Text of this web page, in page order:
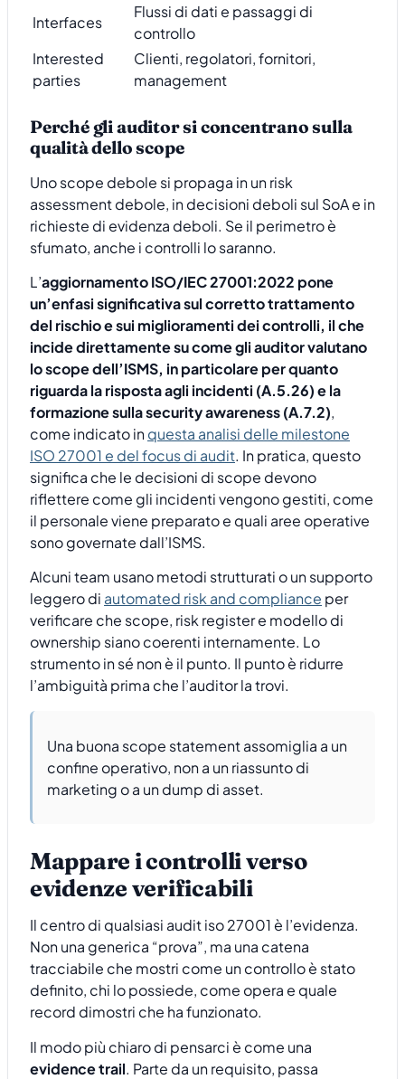
Interfaces
Flussi di dati e passaggi di
controllo
Interested
parties
Clienti, regolatori, fornitori,
management
Perché gli auditor si concentrano sulla
qualità dello scope
Uno scope debole si propaga in un risk
assessment debole, in decisioni deboli sul SoA e in
richieste di evidenza deboli. Se il perimetro è
sfumato, anche i controlli lo saranno.
L’aggiornamento ISO/IEC 27001:2022 pone
un’enfasi significativa sul corretto trattamento
del rischio e sui miglioramenti dei controlli, il che
incide direttamente su come gli auditor valutano
lo scope dell’ISMS, in particolare per quanto
riguarda la risposta agli incidenti (A.5.26) e la
formazione sulla security awareness (A.7.2),
come indicato inquesta analisi delle milestone
ISO 27001 e del focus di audit. In pratica, questo
significa che le decisioni di scope devono
riflettere come gli incidenti vengono gestiti, come
il personale viene preparato e quali aree operative
sono governate dall’ISMS.
Alcuni team usano metodi strutturati o un supporto
leggero di automated risk and compliance per
verificare che scope, risk register e modello di
ownership siano coerenti internamente. Lo
strumento in sé non è il punto. Il punto è ridurre
l’ambiguità prima che l’auditor la trovi.
Una buona scope statement assomiglia a un
confine operativo, non a un riassunto di
marketing o a un dump di asset.
Mappare i controlli verso
evidenze verificabili
Il centro di qualsiasi audit iso 27001 è l’evidenza.
Non una generica “prova”, ma una catena
tracciabile che mostri come un controllo è stato
definito, chi lo possiede, come opera e quale
record dimostri che ha funzionato.
Il modo più chiaro di pensarci è come una
evidence trail. Parte da un requisito, passa